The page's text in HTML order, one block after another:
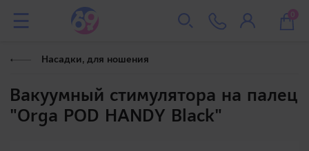
0
Насадки, для ношения
Вакуумный стимулятора на палец
"Orga POD HANDY Black"